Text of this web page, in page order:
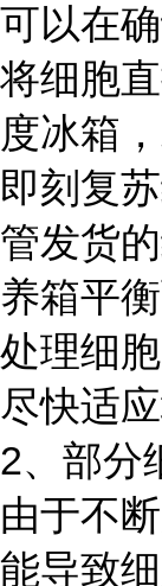
可以在
将细胞
度冰箱
即刻复
管发货
养箱平
处理细
尽快适
2、部分
由于不
能导致